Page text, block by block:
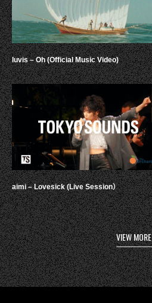
luvis – Oh (Official Music Video)
aimi – Lovesick (Live Session）
VIEW MORE